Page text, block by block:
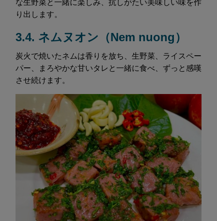
な生野菜と一緒に楽しみ、抗しがたい美味しい味を作
り出します。
3.4. ネムヌオン（Nem nuong）
炭火で焼いたネムは香りを放ち、生野菜、ライスペー
パー、まろやかな甘いタレと一緒に食べ、ずっと感嘆
させ続けます。